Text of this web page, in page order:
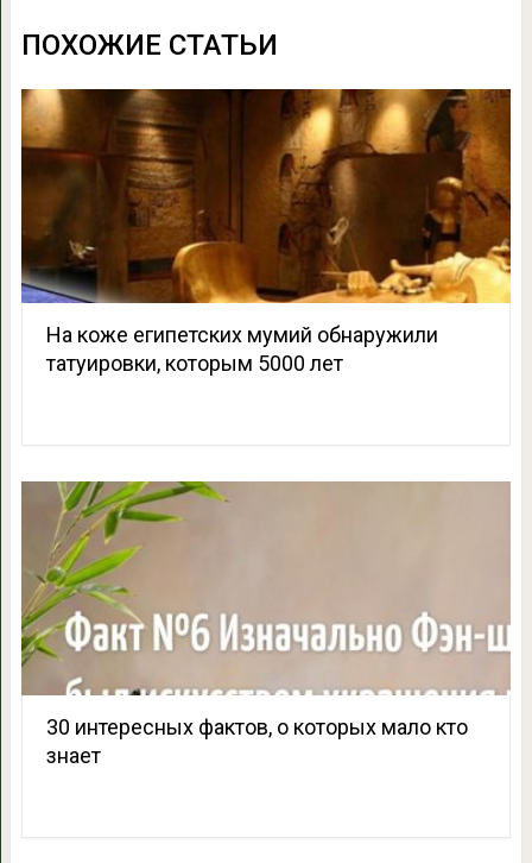
ПОХОЖИЕ СТАТЬИ
На коже египетских мумий обнаружили
татуировки, которым 5000 лет
30 интересных фактов, о которых мало кто
знает